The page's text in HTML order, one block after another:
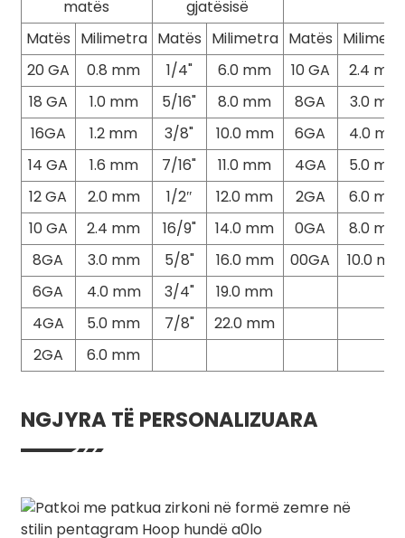
matës
gjatësisë
Matës Milimetra Matës Milimetra Matës
20 GA
0.8 mm 1/4" 6.0 mm 10 GA
2.4 mm
18 GA
1.0 mm 5/16" 8.0 mm 8GA
3.0 mm
16GA
1.2 mm 3/8" 10.0 mm 6GA
4.0 mm
14 GA
1.6 mm 7/16" 11.0 mm 4GA
5.0 mm
12 GA
2.0 mm 1/2″ 12.0 mm 2GA
6.0 mm
10 GA
2.4 mm 16/9" 14.0 mm 0GA
8.0 mm
8GA
3.0 mm 5/8" 16.0 mm 00GA
10.0 mm
6GA
4.0 mm 3/4"
19.0 mm
4GA
5.0 mm 7/8"
22.0 mm
2GA
6.0 mm
NGJYRA TË PERSONALIZUARA